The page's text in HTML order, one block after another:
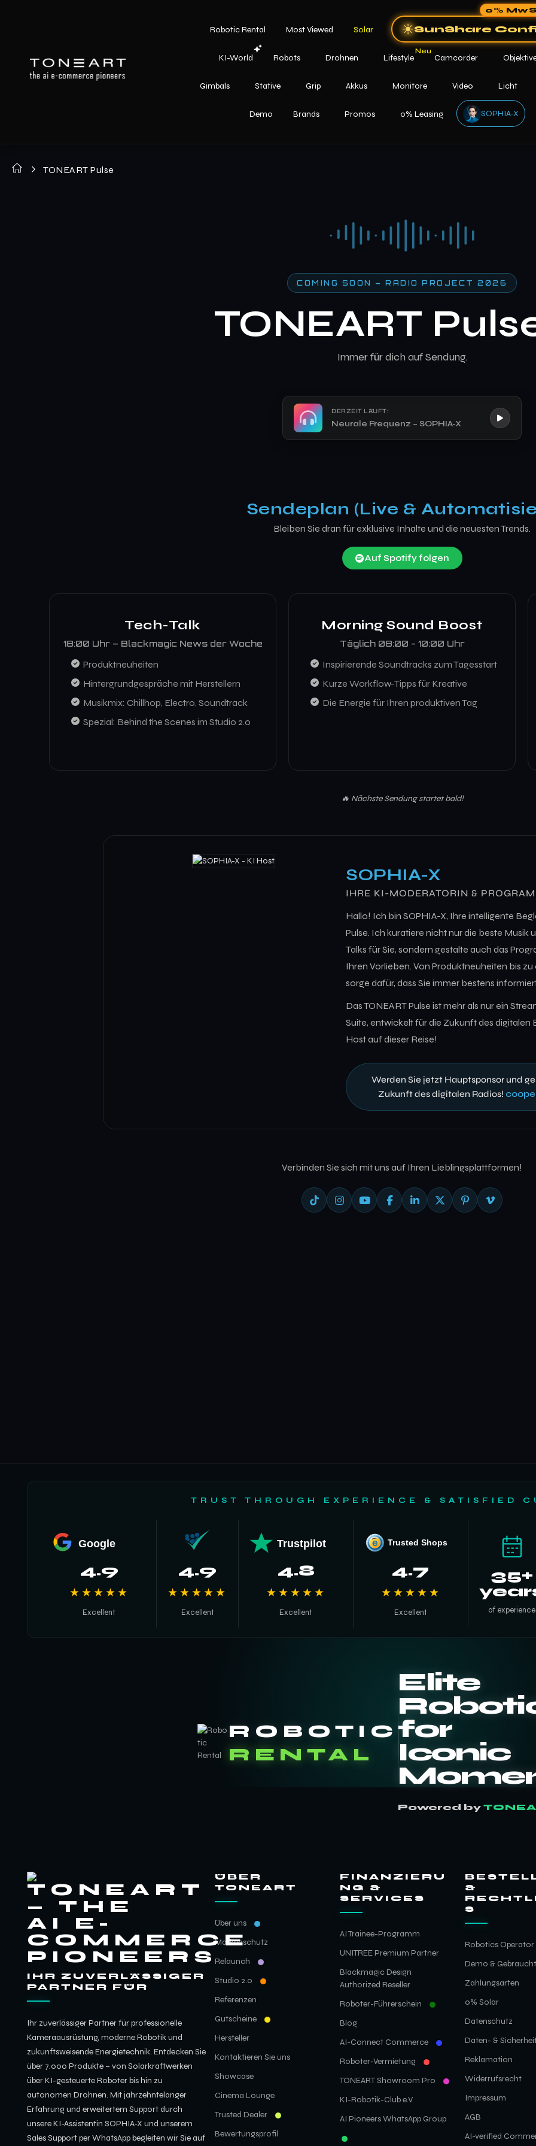
Robotic Rental Most Viewed Solar SunShare
0%
KI-World Robots Drohnen Lifestyle Camcorder
Gimbals Stative Grip Akkus Monitore Video Licht
Demo Brands Promos 0% Leasing SOPHIA-X
TONEART Pulse
COMING SOON – RADIO PROJECT 2026
TONEART
Immer für dich auf Sendung.
DERZEIT LÄUFT:
Neurale Frequenz – SOPHIA-X
Sendeplan (Live &
Bleiben Sie dran für exklusive Inhalte und die neuesten Trends.
Auf Spotify folgen
Tech-Talk
18:00 Uhr – Blackmagic News der Woche
Produktneuheiten
Hintergrundgespräche mit Herstellern
Musikmix: Chillhop, Electro, Soundtrack
Spezial: Behind the Scenes im Studio 2.0
Morning Sound Boost
Täglich 08:00 - 10:00 Uhr
Inspirierende Soundtracks zum Tagesstart
Kurze Workflow-Tipps für Kreative
Die Energie für Ihren produktiven Tag
🔥 Nächste Sendung startet bald!
SOPHIA-X
IHRE KI-MODERATORIN &
Hallo! Ich bin SOPHIA-X, Ihre intelligente
Pulse. Ich kuratiere nicht nur die beste Musik
Talks für Sie, sondern gestalte auch das
Ihren Vorlieben. Von Produktneuheiten bis
sorge dafür, dass Sie immer bestens
Das TONEART Pulse ist mehr als nur ein
Suite, entwickelt für die Zukunft des digitalen
Host auf dieser Reise!
Werden Sie jetzt Hauptsponsor und
Zukunft des digitalen Radios!
Verbinden Sie sich mit uns auf Ihren Lieblingsplattformen!
TRUST THROUGH EXPERIENCE & SATISFIED
Google
4.9
★★★★★
Excellent
4.9
★★★★★
Excellent
Trustpilot
4.8
★★★★★
Excellent
e Trusted Shops
4.7
★★★★★
Excellent
35+
of experience
ROBOTIC
RENTAL
Elite
for
Iconic
Powered by
IHR ZUVERLÄSSIGER
PARTNER FÜR
Ihr zuverlässiger Partner für professionelle
Kameraausrüstung, moderne Robotik und
zukunftsweisende Energietechnik. Entdecken Sie
über 7.000 Produkte – von Solarkraftwerken
über KI-gesteuerte Roboter bis hin zu
autonomen Drohnen. Mit jahrzehntelanger
Erfahrung und erweitertem Support durch
unsere KI-Assistentin SOPHIA-X und unserem
Sales Support per WhatsApp begleiten wir Sie auf
ÜBER
TONEART
Über uns
Markenschutz
Relaunch
Studio 2.0
Referenzen
Gutscheine
Hersteller
Kontaktieren Sie uns
Showcase
Cinema Lounge
Trusted Dealer
Bewertungsprofil
FINANZIERU
NG &
SERVICES
AI Trainee-Programm
UNITREE Premium Partner
Blackmagic Design
Authorized Reseller
Roboter-Führerschein
Blog
AI-Connect Commerce
Roboter‑Vermietung
TONEART Showroom Pro
KI-Robotik-Club e.V.
AI Pioneers WhatsApp Group
&
S
Robotics
Demo &
Zahlungsarten
0% Solar
Datenschutz
Daten- &
Reklamation
Widerrufsrecht
Impressum
AGB
AI-verified